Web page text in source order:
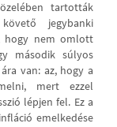
tartották
jegybanki
hogy nem omlott
második súlyos
van: az, hogy a
mert ezzel
lépjen fel. Ez a
emelkedése